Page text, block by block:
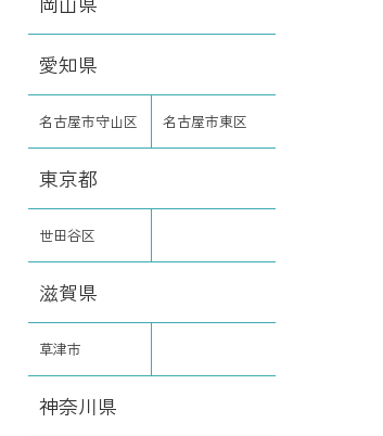
愛知県
名古屋市守山区 名古屋市東区
東京都
世田谷区
滋賀県
草津市
神奈川県